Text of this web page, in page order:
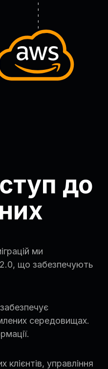
до
ми
2.0, що забезпечують
середовищах.
управління